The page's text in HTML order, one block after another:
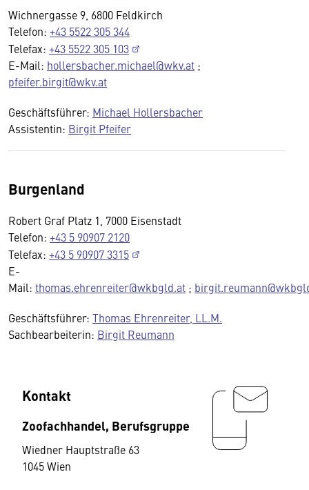
Wichnergasse 9, 6800 Feldkirch
Telefon: +43 5522 305 344
Telefax: +43 5522 305 103
E-Mail: hollersbacher.michael@wkv.at ;
pfeifer.birgit@wkv.at
Geschäftsführer: Michael Hollersbacher
Assistentin: Birgit Pfeifer
Burgenland
Robert Graf Platz 1, 7000 Eisenstadt
Telefon: +43 5 90907 2120
Telefax: +43 5 90907 3315
E-
Mail: thomas.ehrenreiter@wkbgld.at ;
Geschäftsführer: Thomas Ehrenreiter, LL.M.
Sachbearbeiterin: Birgit Reumann
Kontakt
Zoofachhandel, Berufsgruppe
Wiedner Hauptstraße 63
1045 Wien